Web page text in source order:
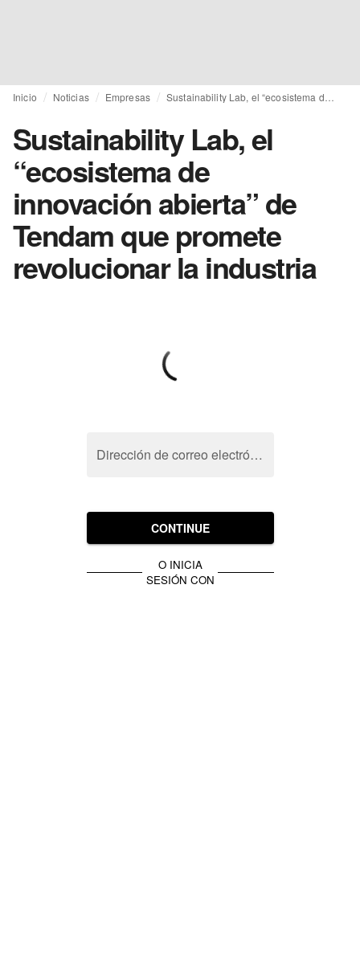
Inicio Noticias Empresas
Sustainability Lab, el
“ecosistema de
innovación abierta” de
Tendam que promete
revolucionar la industria
Dirección de correo electrónico
CONTINUE
O INICIA
SESIÓN CON